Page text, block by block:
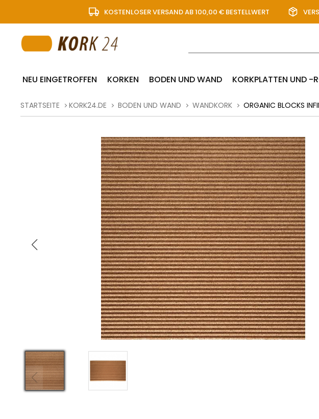
KOSTENLOSER VERSAND AB 100,00 € BESTELLWERT
NEU EINGETROFFEN KORKEN BODEN UND WAND KORKPLATTEN UND -
STARTSEITE KORK24.DE BODEN UND WAND WANDKORK ORGANIC BLOCKS